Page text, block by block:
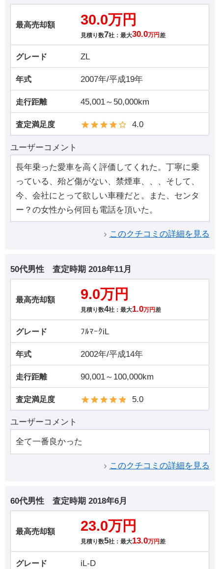
最高売却額 30.0万円
見積り数7社：最大30.0万円 差
グレード ZL
年式 2007年/平成19年
走行距離 45,001～50,000km
査定満足度 4.0
ユーザーコメント
長年乗った愛車を高く評価してくれた。丁寧に乗
っている、殆ど傷がない、禁煙車、、、そして、
今、会社にとって欲しい車種だと。また、センタ
ー？の女性から何回も電話を頂いた。
このクチコミの詳細を見る
50代男性 査定時期 2018年11月
最高売却額 9.0万円
見積り数4社：最大1.0万円差
グレード ﾌﾙﾏｰｸiL
年式 2002年/平成14年
走行距離 90,001～100,000km
査定満足度 5.0
ユーザーコメント
全て一番良かった
このクチコミの詳細を見る
60代男性 査定時期 2018年6月
最高売却額 23.0万円
見積り数5社：最大13.0万円差
グレード iL-D